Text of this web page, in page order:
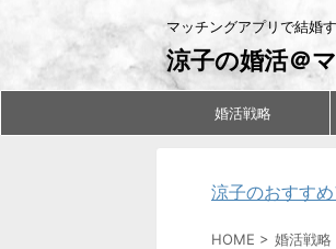
マッチングアプリで結婚
涼子の婚活＠
婚活戦略
涼子のおすす
HOME > 婚活戦略